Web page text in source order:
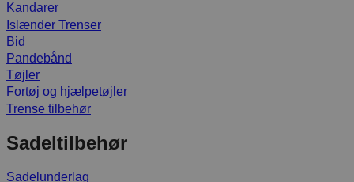
Kandarer
Islænder Trenser
Bid
Pandebånd
Tøjler
Fortøj og hjælpetøjler
Trense tilbehør
Sadeltilbehør
Sadelunderlag